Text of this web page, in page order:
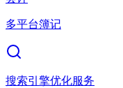
多平台簿记
搜索引擎优化服务